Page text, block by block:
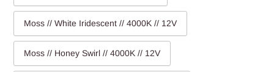
Moss // White Iridescent // 4000K // 12V
Moss // Honey Swirl // 4000K // 12V